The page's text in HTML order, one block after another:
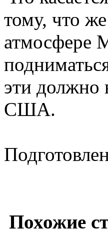
тому, что
атмосфере
эти должно
США.
Похожие